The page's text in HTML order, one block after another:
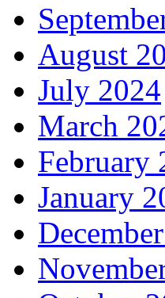
August
July 2024
March
February
January